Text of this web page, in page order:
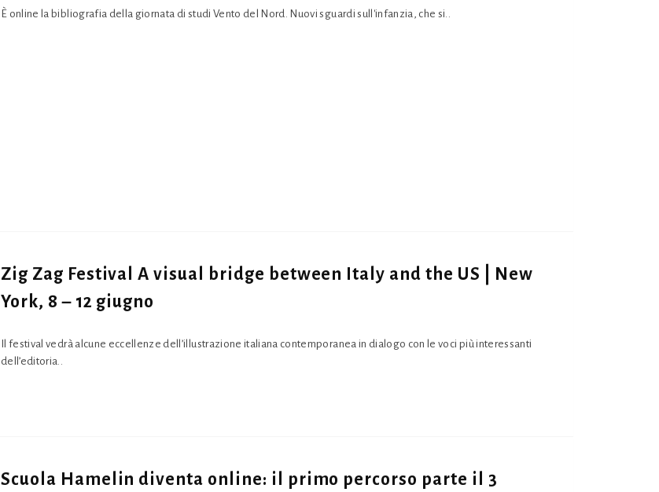
È online la bibliografia della giornata di studi Vento del Nord. Nuovi sguardi sull'infanzia, che si..
Zig Zag Festival A visual bridge between Italy and the US | New
York, 8 – 12 giugno
Il festival vedrà alcune eccellenze dell’illustrazione italiana contemporanea in dialogo con le voci più interessanti
dell’editoria..
Scuola Hamelin diventa online: il primo percorso parte il 3